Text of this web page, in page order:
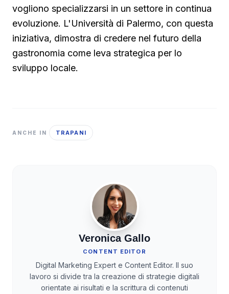
vogliono specializzarsi in un settore in continua
evoluzione. L'Università di Palermo, con questa
iniziativa, dimostra di credere nel futuro della
gastronomia come leva strategica per lo
sviluppo locale.
ANCHE IN TRAPANI
Veronica Gallo
CONTENT EDITOR
Digital Marketing Expert e Content Editor. Il suo
lavoro si divide tra la creazione di strategie digitali
orientate ai risultati e la scrittura di contenuti